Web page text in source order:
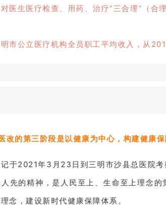
医生医疗检查、用药、治疗“三合理”（
市公立医疗机构全员职工平均收入，从
改的第三阶段是以健康为中心，构建健康
于2021年3月23日到三明市沙县总医院
先的精神，是人民至上、生命至上理念
念，建设新时代健康保障体系。